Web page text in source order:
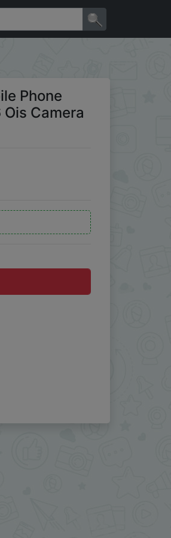
60w Superdart Amoled
Phone
Camera